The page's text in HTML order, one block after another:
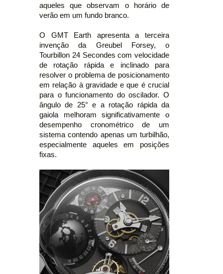
aqueles que observam o horário de
verão em um fundo branco.
O GMT Earth apresenta a terceira
invenção da Greubel Forsey, o
Tourbillon 24 Secondes com velocidade
de rotação rápida e inclinado para
resolver o problema de posicionamento
em relação à gravidade e que é crucial
para o funcionamento do oscilador. O
ângulo de 25° e a rotação rápida da
gaiola melhoram significativamente o
desempenho cronométrico de um
sistema contendo apenas um turbilhão,
especialmente aqueles em posições
fixas.